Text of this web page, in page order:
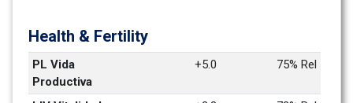
Health & Fertility
PL Vida
Productiva
+5.0 75% Rel